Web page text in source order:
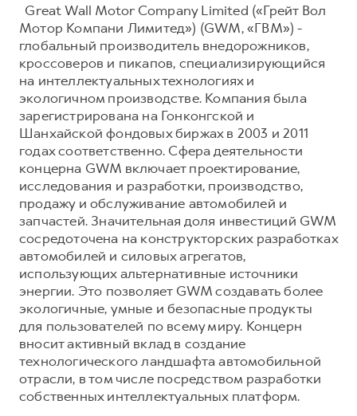
Great Wall Motor Company Limited («Грейт Вол
Мотор Компани Лимитед») (GWM, «ГВМ») -
глобальный производитель внедорожников,
кроссоверов и пикапов, специализирующийся
на интеллектуальных технологиях и
экологичном производстве. Компания была
зарегистрирована на Гонконгской и
Шанхайской фондовых биржах в 2003 и 2011
годах соответственно. Сфера деятельности
концерна GWM включает проектирование,
исследования и разработки, производство,
продажу и обслуживание автомобилей и
запчастей. Значительная доля инвестиций GWM
сосредоточена на конструкторских разработках
автомобилей и силовых агрегатов,
использующих альтернативные источники
энергии. Это позволяет GWM создавать более
экологичные, умные и безопасные продукты
для пользователей по всему миру. Концерн
вносит активный вклад в создание
технологического ландшафта автомобильной
отрасли, в том числе посредством разработки
собственных интеллектуальных платформ.